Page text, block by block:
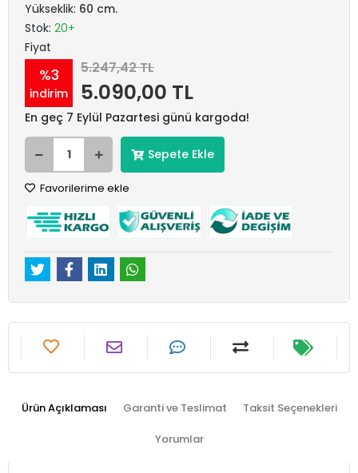
Yükseklik: 60 cm.
Stok: 20+
Fiyat
%3
indirim
5.247,42 TL
5.090,00 TL
En geç 7 Eylül Pazartesi günü kargoda!
Sepete Ekle
Favorilerime ekle
Ürün Açıklaması Garanti ve Teslimat Taksit Seçenekleri
Yorumlar